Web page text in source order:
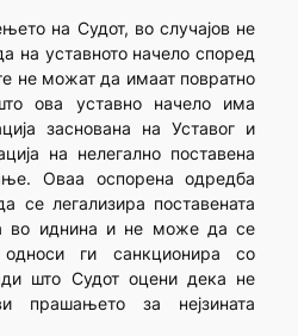
на Судот, во случајов не
на уставното начело според
не можат да имаат повратно
ова уставно начело има
заснована на Уставог и
на нелегално поставена
Оваа оспорена одредба
се легализира поставената
во иднина и не може да се
ги санкционира со
што Судот оцени дека не
за нејзината